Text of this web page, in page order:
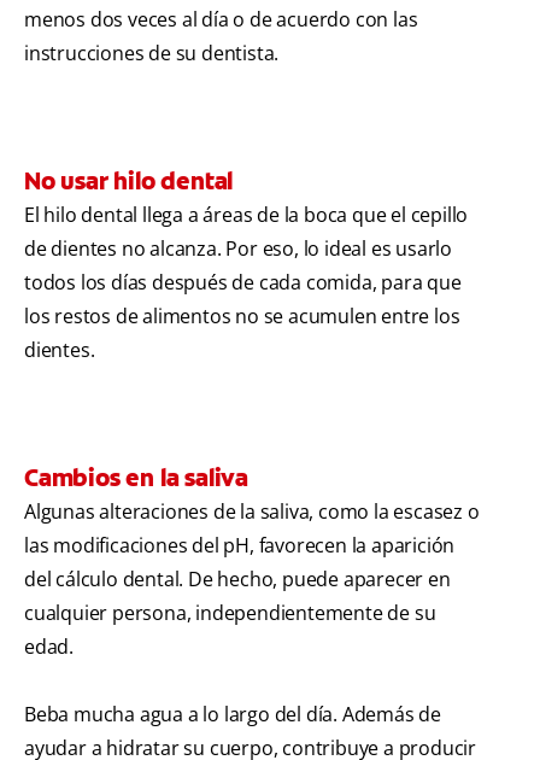
menos dos veces al día o de acuerdo con las
instrucciones de su dentista.
No usar hilo dental
El hilo dental llega a áreas de la boca que el cepillo
de dientes no alcanza. Por eso, lo ideal es usarlo
todos los días después de cada comida, para que
los restos de alimentos no se acumulen entre los
dientes.
Cambios en la saliva
Algunas alteraciones de la saliva, como la escasez o
las modificaciones del pH, favorecen la aparición
del cálculo dental. De hecho, puede aparecer en
cualquier persona, independientemente de su
edad.
Beba mucha agua a lo largo del día. Además de
ayudar a hidratar su cuerpo, contribuye a producir